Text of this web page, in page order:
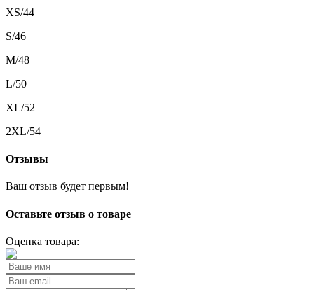
XS/44
S/46
M/48
L/50
XL/52
2XL/54
Отзывы
Ваш отзыв будет первым!
Оставьте отзыв о товаре
Оценка товара: